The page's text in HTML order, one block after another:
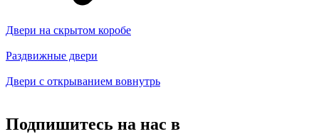
Двери на скрытом коробе
Раздвижные двери
Двери с открыванием вовнутрь
Подпишитесь на нас в